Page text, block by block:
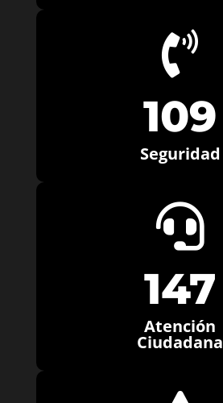

109
Seguridad

147
Atención
Ciudadana